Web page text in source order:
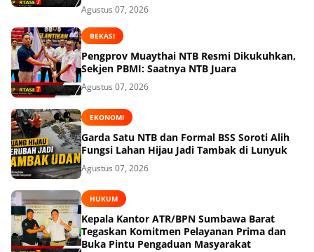
Agustus 07, 2026
BEKASI
Pengprov Muaythai NTB Resmi Dikukuhkan,
Sekjen PBMI: Saatnya NTB Juara
Agustus 07, 2026
EKONOMI
Garda Satu NTB dan Formal BSS Soroti Alih
Fungsi Lahan Hijau Jadi Tambak di Lunyuk
Agustus 07, 2026
HUKUM
Kepala Kantor ATR/BPN Sumbawa Barat
Tegaskan Komitmen Pelayanan Prima dan
Buka Pintu Pengaduan Masyarakat